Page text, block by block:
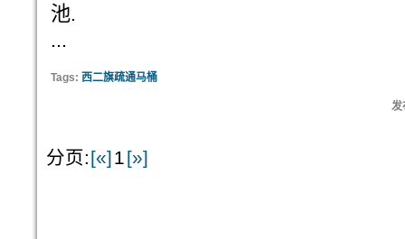
池.
...
Tags: 西二旗疏通马桶
发
分页:[«]1[»]